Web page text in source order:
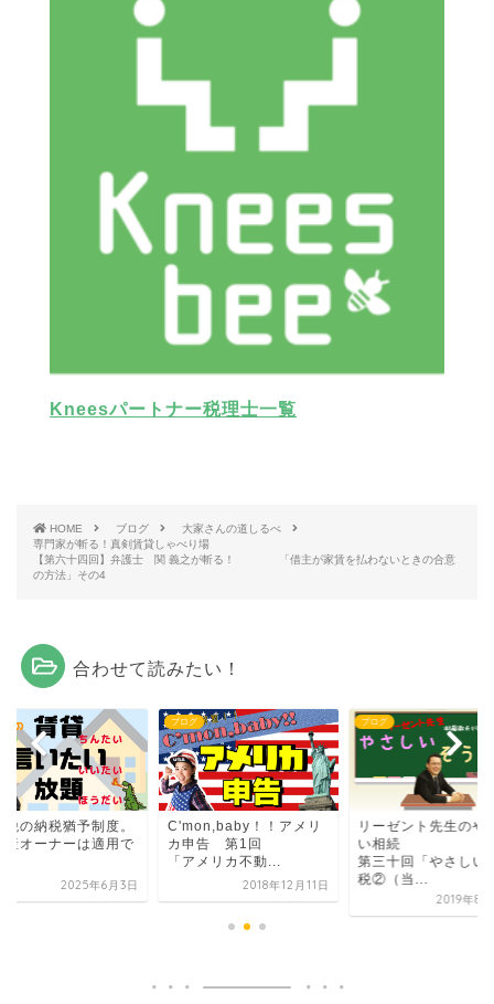
Kneesパートナー税理士一覧
HOME ブログ
大家さんの道しるべ
専門家が斬る！真剣賃貸しゃべり場
【第六十四回】弁護士 関 義之が斬る！ 「借主が家賃を払わないときの合意
の方法」その4
合わせて読みたい！
税の納税猶予制度。
産オーナーは適用で
2025年6月3日
ブログ
C'mon,baby！！アメリ
カ申告 第1回
「アメリカ不動...
2018年12月11日
ブログ
リーゼント先生のや
い相続
第三十回「やさしい
税②（当...
2019年8